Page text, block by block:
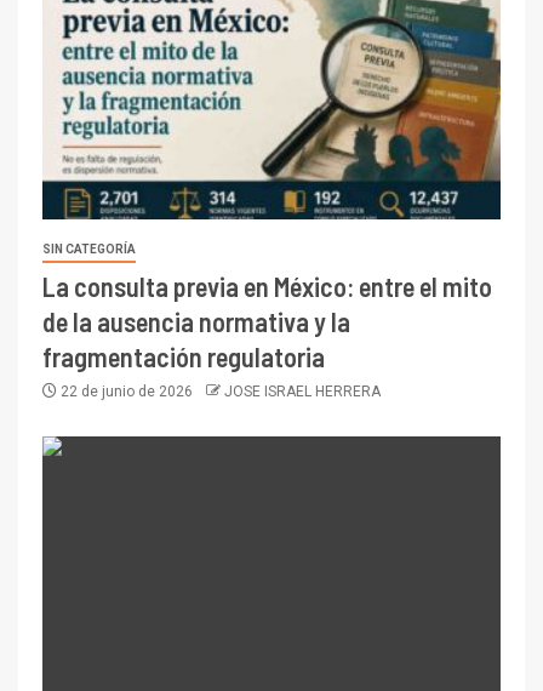
SIN CATEGORÍA
La consulta previa en México: entre el mito
de la ausencia normativa y la
fragmentación regulatoria
22 de junio de 2026 JOSE ISRAEL HERRERA